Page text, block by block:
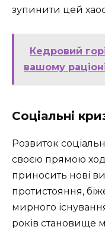
зупинити цей
Кедровий
вашому
Соціальні
Розвиток
своєю прямою
приносить нові
протистояння,
мирного
років становище